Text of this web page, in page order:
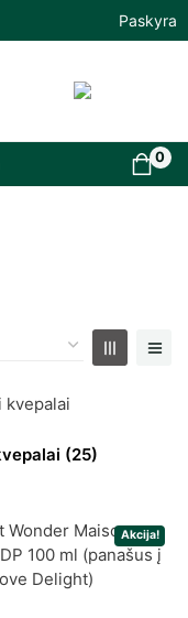
Paskyra
0
(25)
Akcija!